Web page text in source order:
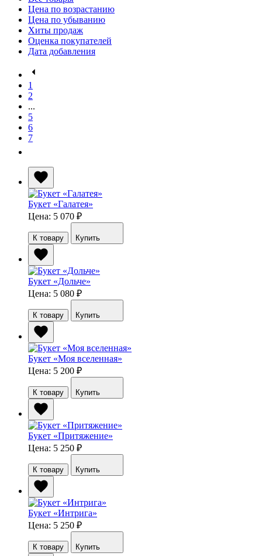
Цена по возрастанию
Цена по убыванию
Хиты продаж
Оценка покупателей
Дата добавления
1
2
...
5
6
7
Букет «Галатея»
Цена: 5 070 ₽
К товару Купить
Букет «Дольче»
Цена: 5 080 ₽
К товару Купить
Букет «Моя вселенная»
Цена: 5 200 ₽
К товару Купить
Букет «Притяжение»
Цена: 5 250 ₽
К товару Купить
Букет «Интрига»
Цена: 5 250 ₽
К товару Купить